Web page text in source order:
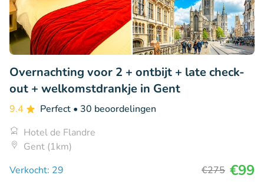
Overnachting voor 2 + ontbijt + late check-
out + welkomstdrankje in Gent
9.4 Perfect • 30 beoordelingen
Hotel de Flandre
Gent (1km)
Verkocht: 29
€275 €99